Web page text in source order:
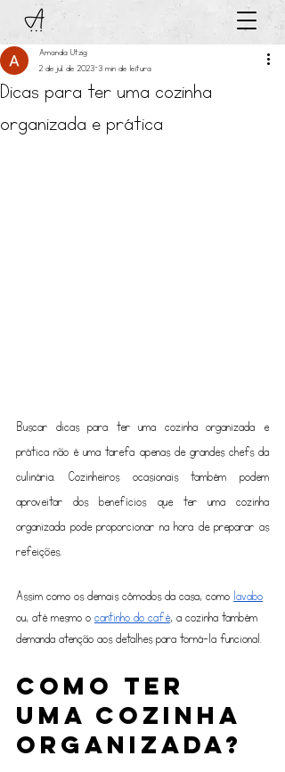
Dicas para ter uma cozinha
organizada e prática
Amanda Utzig
2 de jul. de 2023 3 min de leitura
Buscar dicas para ter uma cozinha organizada e
prática não é uma tarefa apenas de grandes chefs da
culinária. Cozinheiros ocasionais também podem
aproveitar dos benefícios que ter uma cozinha
organizada pode proporcionar na hora de preparar as
refeições.
Assim como os demais cômodos da casa, como lavabo
ou, até mesmo o cantinho do café, a cozinha também
demanda atenção aos detalhes para torná-la funcional.
Como ter
uma cozinha
organizada?